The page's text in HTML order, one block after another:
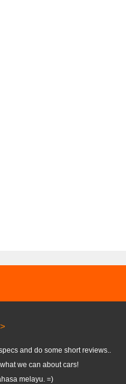
and do some short reviews..
we can about cars!
melayu. =)